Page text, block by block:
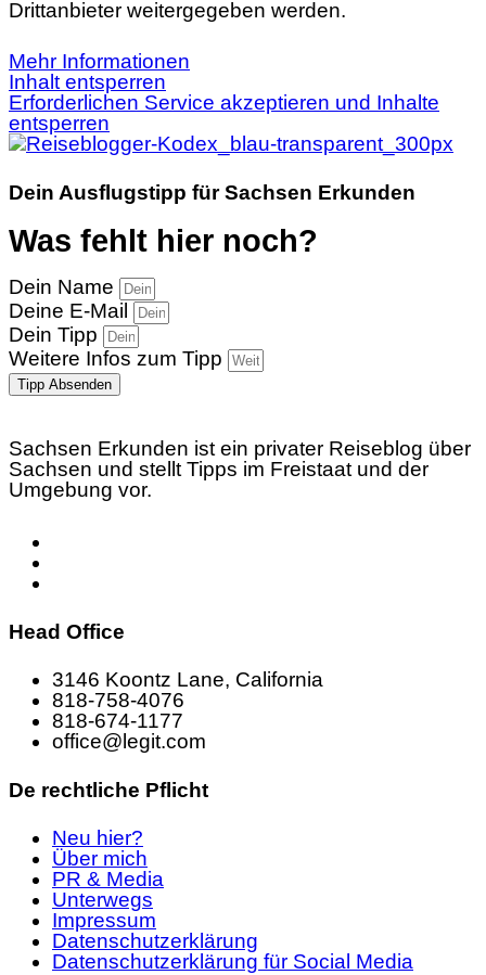
Drittanbieter weitergegeben werden.
Mehr Informationen
Inhalt entsperren
Erforderlichen Service akzeptieren und Inhalte
entsperren
Dein Ausflugstipp für Sachsen Erkunden
Was fehlt hier noch?
Dein Name
Deine E-Mail
Dein Tipp
Weitere Infos zum Tipp
Tipp Absenden
Sachsen Erkunden ist ein privater Reiseblog über
Sachsen und stellt Tipps im Freistaat und der
Umgebung vor.
Head Office
3146 Koontz Lane, California
818-758-4076
818-674-1177
office@legit.com
De rechtliche Pflicht
Neu hier?
Über mich
PR & Media
Unterwegs
Impressum
Datenschutzerklärung
Datenschutzerklärung für Social Media